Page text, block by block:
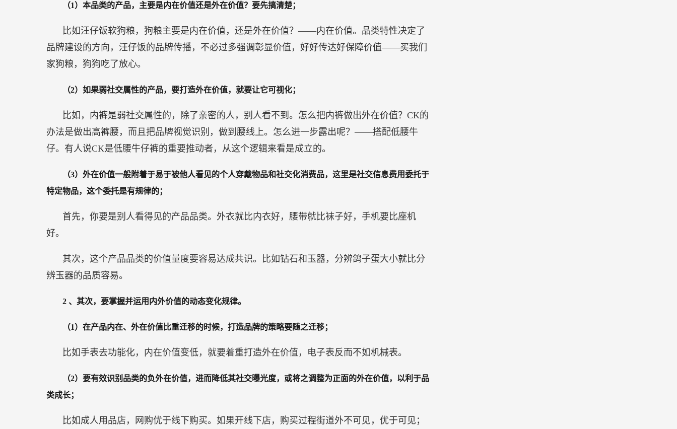
（1）本品类的产品，主要是内在价值还是外在价值？要先搞清楚；
比如汪仔饭软狗粮，狗粮主要是内在价值，还是外在价值？——内在价值。品类特性决定了
品牌建设的方向，汪仔饭的品牌传播，不必过多强调彰显价值，好好传达好保障价值——买我们
家狗粮，狗狗吃了放心。
（2）如果弱社交属性的产品，要打造外在价值，就要让它可视化；
比如，内裤是弱社交属性的，除了亲密的人，别人看不到。怎么把内裤做出外在价值？CK的
办法是做出高裤腰，而且把品牌视觉识别，做到腰线上。怎么进一步露出呢？——搭配低腰牛
仔。有人说CK是低腰牛仔裤的重要推动者，从这个逻辑来看是成立的。
（3）外在价值一般附着于易于被他人看见的个人穿戴物品和社交化消费品，这里是社交信息费用委托于
特定物品，这个委托是有规律的；
首先，你要是别人看得见的产品品类。外衣就比内衣好，腰带就比袜子好，手机要比座机
好。
其次，这个产品品类的价值量度要容易达成共识。比如钻石和玉器，分辨鸽子蛋大小就比分
辨玉器的品质容易。
2 、其次，要掌握并运用内外价值的动态变化规律。
（1）在产品内在、外在价值比重迁移的时候，打造品牌的策略要随之迁移；
比如手表去功能化，内在价值变低，就要着重打造外在价值，电子表反而不如机械表。
（2）要有效识别品类的负外在价值，进而降低其社交曝光度，或将之调整为正面的外在价值，以利于品
类成长；
比如成人用品店，网购优于线下购买。如果开线下店，购买过程街道外不可见，优于可见；